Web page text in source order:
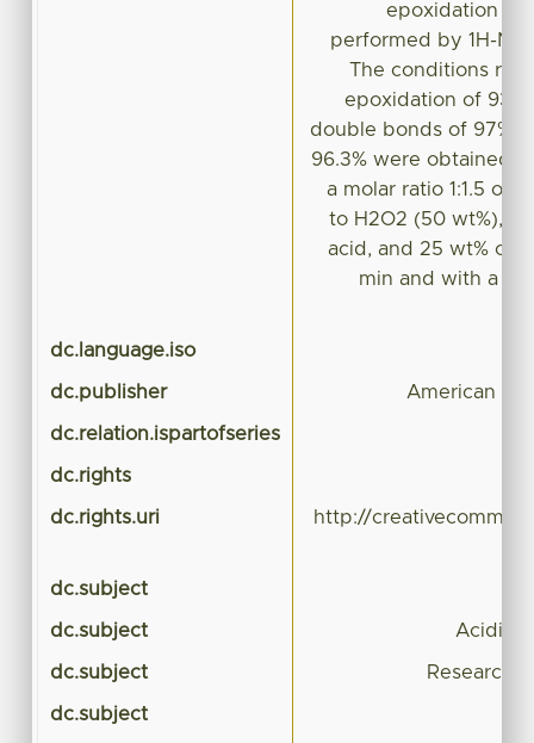
epoxidation
performed by 1H-
The conditions
epoxidation of
double bonds of 97%
96.3% were obtained
a molar ratio 1:1.5 of
to H2O2 (50 wt%),
acid, and 25 wt% of
min and with a
dc.language.iso
dc.publisher American
dc.relation.ispartofseries
dc.rights
dc.rights.uri http://
dc.subject
dc.subject Acidic
dc.subject Research
dc.subject